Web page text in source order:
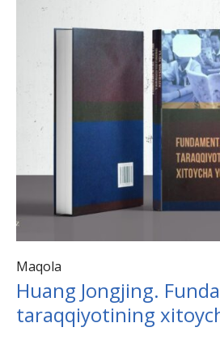
Maqola
Huang Jongjing.
taraqqiyotining